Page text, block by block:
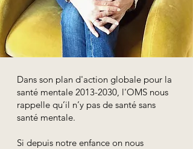
Dans son plan d'action globale pour la
santé mentale 2013-2030, l'OMS nous
rappelle qu’il n’y pas de santé sans
santé mentale.
Si depuis notre enfance on nous